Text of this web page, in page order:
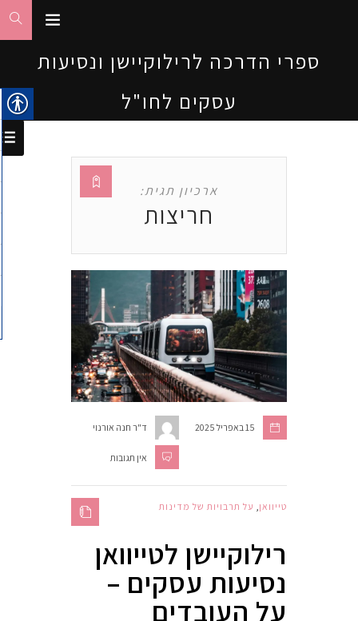
ספרי הדרכה לרילוקיישן ונסיעות
עסקים לחו"ל
ארכיון תגית:
חריצות
ד"ר חנה אורנוי 15 באפריל 2025
אין תגובות
טייוואן על תרבויות של מדינות
רילוקיישן לטייוואן
נסיעות עסקים –
על העובדים